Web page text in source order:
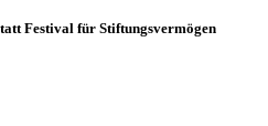
Festival für Stiftungsvermögen